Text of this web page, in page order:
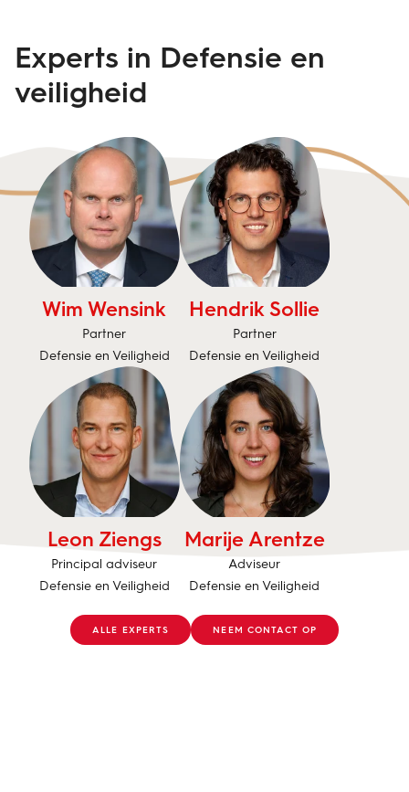
Experts in Defensie en
veiligheid
Wim Wensink
Partner
Defensie en Veiligheid
Hendrik Sollie
Partner
Defensie en Veiligheid
Leon Ziengs
Principal adviseur
Defensie en Veiligheid
Marije Arentze
Adviseur
Defensie en Veiligheid
ALLE EXPERTS NEEM CONTACT OP